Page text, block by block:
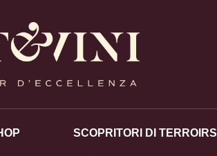
SCOPRITORI DI TERROIRS